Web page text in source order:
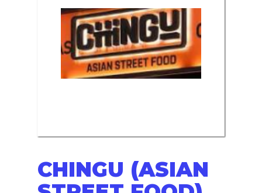
CHINGU (ASIAN